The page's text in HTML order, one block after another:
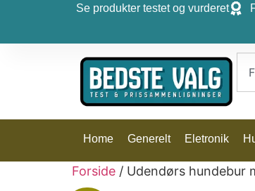
Se produkter testet og vurderet
Home Generelt Eletronik
Forside / Udendørs hundebur